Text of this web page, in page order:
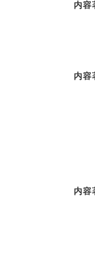
内容
内容
内容